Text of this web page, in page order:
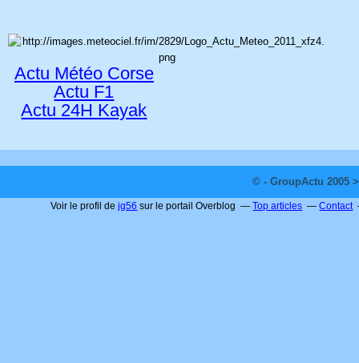
Actu Météo Corse
Actu F1
Actu 24H Kayak
© - GroupActu 2005
Voir le profil dejg56 sur le portail Overblog Top articles Contact